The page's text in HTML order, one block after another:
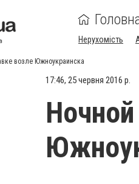
Нерухомість
возле Южноукраинска
17:46, 25 червня 2016 р.